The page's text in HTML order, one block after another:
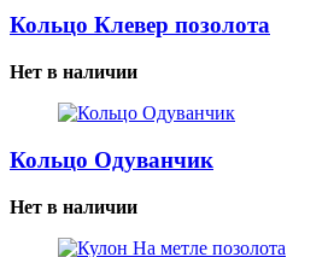
Кольцо Клевер позолота
Нет в наличии
Кольцо Одуванчик
Нет в наличии